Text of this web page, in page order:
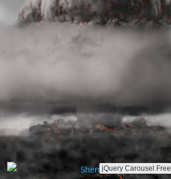
jQuery Carousel